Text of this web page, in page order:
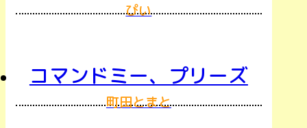
ぴい
コマンドミー、プリーズ
町田とまと